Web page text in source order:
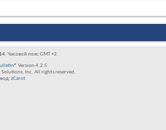
. Часовой пояс GMT +2.
Version 4.2.5
Inc. All rights reserved.
zCarot